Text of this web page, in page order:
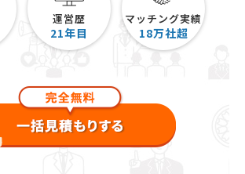
運営歴
21年目
マッチング実績
18万社超